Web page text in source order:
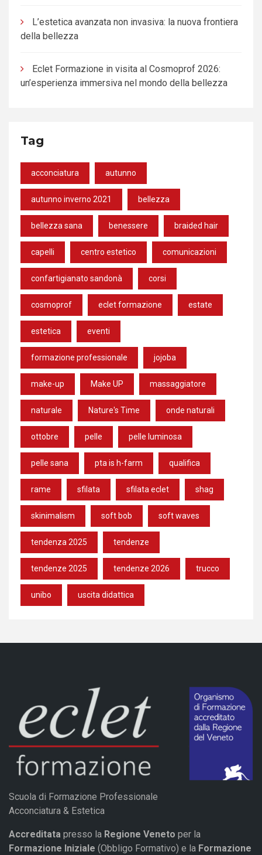
L’estetica avanzata non invasiva: la nuova frontiera
della bellezza
Eclet Formazione in visita al Cosmoprof 2026:
un’esperienza immersiva nel mondo della bellezza
Tag
acconciatura autunno
autunno inverno 2021 bellezza
bellezza sana benessere braided hair
capelli centro estetico comunicazioni
confartigianato sandonà corsi
cosmoprof eclet formazione estate
estetica eventi
formazione professionale jojoba
make-up Make UP massaggiatore
naturale Nature's Time onde naturali
ottobre pelle pelle luminosa
pelle sana pta is h-farm qualifica
rame sfilata sfilata eclet shag
skinimalism soft bob soft waves
tendenza 2025 tendenze
tendenze 2025 tendenze 2026 trucco
unibo uscita didattica
Scuola di Formazione Professionale
Acconciatura & Estetica
Accreditata presso la Regione Veneto per la
Formazione Iniziale (Obbligo Formativo) e la Formazione